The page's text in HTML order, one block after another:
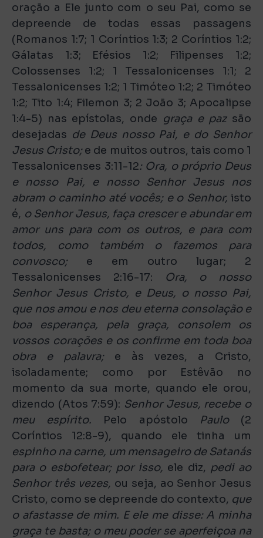
oração a Ele junto com o seu Pai, como se
depreende de todas essas passagens
(Romanos 1:7; 1 Coríntios 1:3; 2 Coríntios 1:2;
Gálatas 1:3; Efésios 1:2; Filipenses 1:2;
Colossenses 1:2; 1 Tessalonicenses 1:1; 2
Tessalonicenses 1:2; 1 Timóteo 1:2; 2 Timóteo
1:2; Tito 1:4; Filemon 3; 2 João 3; Apocalipse
1:4-5) nas epístolas, onde graça e pazsão
desejadas de Deus nosso Pai, e do Senhor
Jesus Cristo;e de muitos outros, tais como 1
Tessalonicenses 3:11-12: Ora, o próprio Deus
e nosso Pai, e nosso Senhor Jesus nos
abram o caminho até vocês; e o Senhor, isto
é, o Senhor Jesus, faça crescer e abundar em
amor uns para com os outros, e para com
todos, como também o fazemos para
convosco;e em outro lugar; 2
Tessalonicenses 2:16-17:
Ora, o nosso
Senhor Jesus Cristo, e Deus, o nosso Pai,
que nos amou e nos deu eterna consolação e
boa esperança, pela graça, consolem os
vossos corações e os confirme em toda boa
obra e palavra; e às vezes, a Cristo,
isoladamente; como por Estêvão no
momento da sua morte, quando ele orou,
dizendo (Atos 7:59): Senhor Jesus, recebe o
meu espírito. Pelo apóstolo Paulo(2
Coríntios 12:8-9), quando ele tinha um
espinho na carne, um mensageiro de Satanás
para o esbofetear; por isso, ele diz, pedi ao
Senhor três vezes, ou seja, ao Senhor Jesus
Cristo, como se depreende do contexto, que
o afastasse de mim. E ele me disse: A minha
graça te basta; o meu poder se aperfeiçoa na